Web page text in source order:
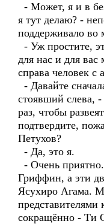
- Может, я и в
я тут делаю? -
поддерживало во
- Уж простите,
для нас и для вас
справа человек с
- Давайте
стоявший слева,
раз, чтобы
подтвердите,
Петухов?
- Да, это я.
- Очень
Гриффин, а эти
Ясухиро Агама.
сокращённо - Ти